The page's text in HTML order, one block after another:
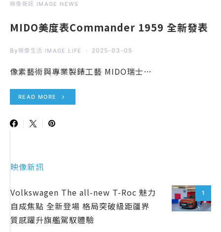
映像新訊 IMAGE NEWS
MIDO美度表Commander 1959 全新發表
By 映像生活 IMAGE LIFE 2025-03-05
像素藝術與專業製錶工藝 MIDO瑞士…
READ MORE
映像新訊
1
Volkswagen The all-new T-Roc 魅力
自成焦點 全新登場 格局突破級距疆界
質感躍升旗艦駕馭體驗